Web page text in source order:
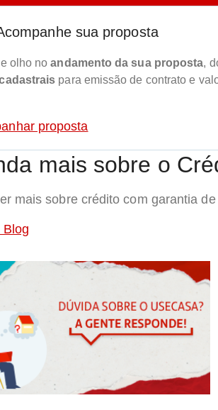
sua proposta
olho noandamento da sua proposta,
para emissão de contrato e
proposta
mais sobre o
mais sobre crédito com garantia
Blog